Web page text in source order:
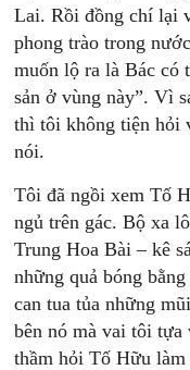
Lai. Rồi đồng chí lại
phong trào trong
muốn lộ ra là Bác có
sản ở vùng này”. Vì
thì tôi không tiện hỏi
nói.
Tôi đã ngồi xem Tố
ngủ trên gác. Bộ xa
Trung Hoa Bài – kê
những quả bóng
can tua tủa những
bên nó mà vai tôi
thầm hỏi Tố Hữu